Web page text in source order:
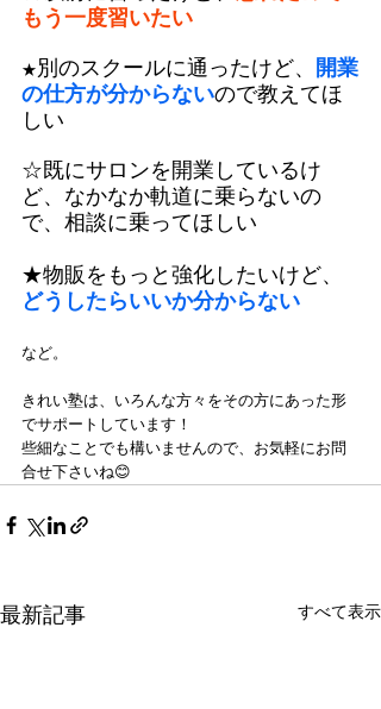
もう一度習いたい
★ 別のスクールに通ったけど、
開業
の仕方が分からないので教えてほ
しい
☆既にサロンを開業しているけ
ど、なかなか軌道に乗らないの
で、相談に乗ってほしい
★物販をもっと強化したいけど、
どうしたらいいか分からない
など。
きれい塾は、いろんな方々をその方にあった形
でサポートしています！
些細なことでも構いませんので、お気軽にお問
合せ下さいね😊
最新記事 すべて表示